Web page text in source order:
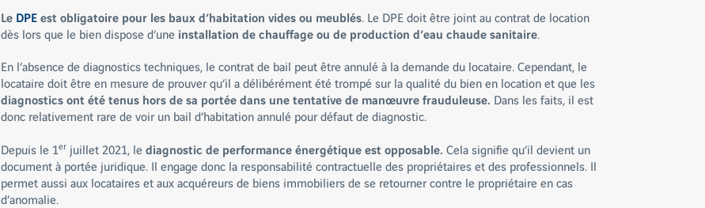
Le DPEest obligatoire pour les baux d’habitation vides ou meublés. Le DPE doit être joint au contrat de location
dès lors que le bien dispose d’une installation de chauffage ou de production d’eau chaude sanitaire.
En l’absence de diagnostics techniques, le contrat de bail peut être annulé à la demande du locataire. Cependant, le
locataire doit être en mesure de prouver qu’il a délibérément été trompé sur la qualité du bien en location et que les
diagnostics ont été tenus hors de sa portée dans une tentative de manœuvre frauduleuse. Dans les faits, il est
donc relativement rare de voir un bail d’habitation annulé pour défaut de diagnostic.
Depuis le 1erjuillet 2021, lediagnostic de performance énergétique est opposable. Cela signifie qu’il devient un
document à portée juridique. Il engage donc la responsabilité contractuelle des propriétaires et des professionnels. Il
permet aussi aux locataires et aux acquéreurs de biens immobiliers de se retourner contre le propriétaire en cas
d’anomalie.